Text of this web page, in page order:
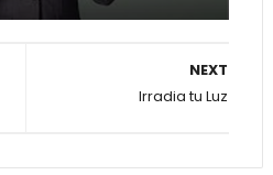
NEXT
Irradia tu Luz